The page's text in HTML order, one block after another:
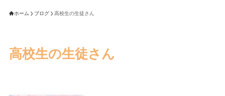
ホーム ブログ 高校生の生徒さん
高校生の生徒さん